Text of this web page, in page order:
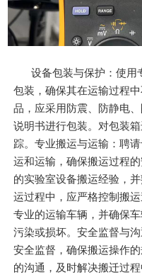
设备包装与保护：使用
包装，确保其在运输过程
品，应采用防震、防静电
说明书进行包装。对包装
踪。专业搬运与运输：聘
运和运输，确保搬运过程
的实验室设备搬运经验，
运过程中，应严格控制搬
专业的运输车辆，并确保
污染或损坏。安全监督与
安全监督，确保搬运操作
的沟通，及时解决搬迁过